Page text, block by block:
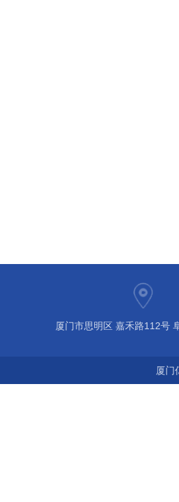
厦门市思明区 嘉禾路112号
厦门